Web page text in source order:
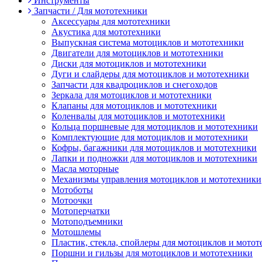
Запчасти / Для мототехники
Аксессуары для мототехники
Акустика для мототехники
Выпускная система мотоциклов и мототехники
Двигатели для мотоциклов и мототехники
Диски для мотоциклов и мототехники
Дуги и слайдеры для мотоциклов и мототехники
Запчасти для квадроциклов и снегоходов
Зеркала для мотоциклов и мототехники
Клапаны для мотоциклов и мототехники
Коленвалы для мотоциклов и мототехники
Кольца поршневые для мотоциклов и мототехники
Комплектующие для мотоциклов и мототехники
Кофры, багажники для мотоциклов и мототехники
Лапки и подножки для мотоциклов и мототехники
Масла моторные
Механизмы управления мотоциклов и мототехники
Мотоботы
Мотоочки
Мотоперчатки
Мотоподъемники
Мотошлемы
Пластик, стекла, спойлеры для мотоциклов и
Поршни и гильзы для мотоциклов и мототехники